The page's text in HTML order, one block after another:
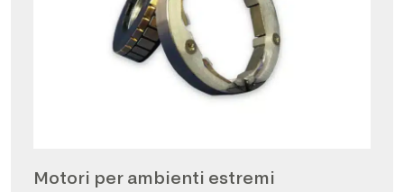
Motori per ambienti estremi